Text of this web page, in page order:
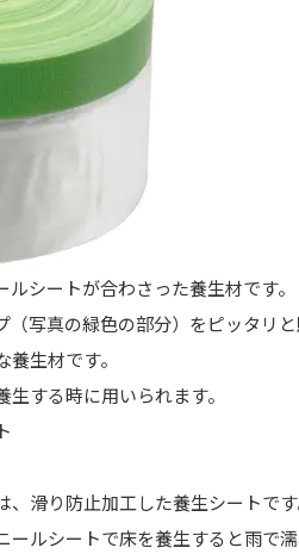
シートが合わさった養生材です。
（写真の緑色の部分）をピッタリ
生材です。
する時に用いられます。
、滑り防止加工した養生シートです
ールシートで床を養生すると雨で